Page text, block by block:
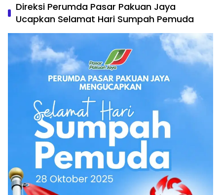
Direksi Perumda Pasar Pakuan Jaya
Ucapkan Selamat Hari Sumpah Pemuda